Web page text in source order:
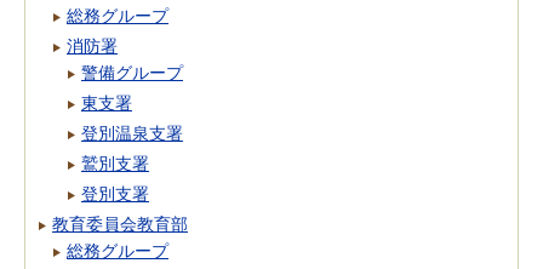
総務グループ
消防署
警備グループ
東支署
登別温泉支署
鷲別支署
登別支署
教育委員会教育部
総務グループ